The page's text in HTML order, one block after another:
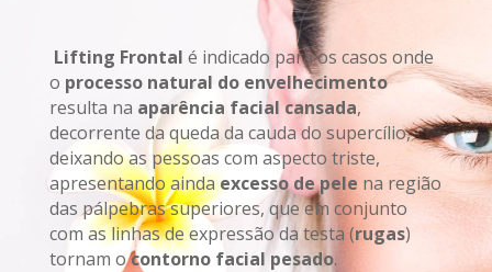
Lifting Frontal é indicado para os casos onde
o processo natural do envelhecimento
resulta na aparência facial cansada,
decorrente da queda da cauda do supercílio,
deixando as pessoas com aspecto triste,
apresentando aindaexcesso de pele na região
das pálpebras superiores, que em conjunto
com as linhas de expressão da testa (rugas)
tornam ocontorno facial pesado.